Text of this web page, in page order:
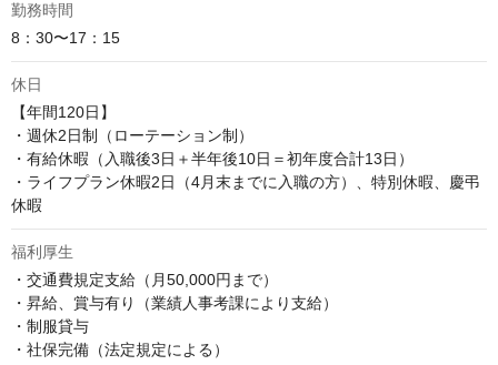
勤務時間
8：30〜17：15
休日
【年間120日】
・週休2日制（ローテーション制）
・有給休暇（入職後3日＋半年後10日＝初年度合計13日）
・ライフプラン休暇2日（4月末までに入職の方）、特別休暇、慶弔
休暇
福利厚生
・交通費規定支給（月50,000円まで）
・昇給、賞与有り（業績人事考課により支給）
・制服貸与
・社保完備（法定規定による）